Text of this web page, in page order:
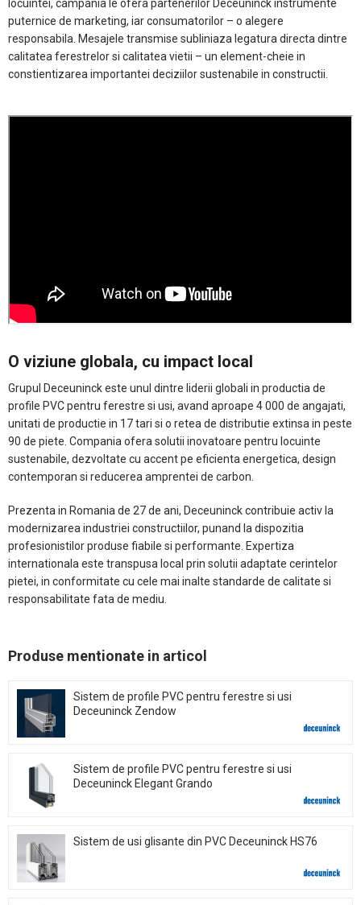
locuintei, campania le ofera partenerilor Deceuninck instrumente
puternice de marketing, iar consumatorilor – o alegere
responsabila. Mesajele transmise subliniaza legatura directa dintre
calitatea ferestrelor si calitatea vietii – un element-cheie in
constientizarea importantei deciziilor sustenabile in constructii.
O viziune globala, cu impact local
Grupul Deceuninck este unul dintre liderii globali in productia de
profile PVC pentru ferestre si usi, avand aproape 4 000 de angajati,
unitati de productie in 17 tari si o retea de distributie extinsa in peste
90 de piete. Compania ofera solutii inovatoare pentru locuinte
sustenabile, dezvoltate cu accent pe eficienta energetica, design
contemporan si reducerea amprentei de carbon.
Prezenta in Romania de 27 de ani, Deceuninck contribuie activ la
modernizarea industriei constructiilor, punand la dispozitia
profesionistilor produse fiabile si performante. Expertiza
internationala este transpusa local prin solutii adaptate cerintelor
pietei, in conformitate cu cele mai inalte standarde de calitate si
responsabilitate fata de mediu.​
Produse mentionate in articol
Sistem de profile PVC pentru ferestre si usi
Deceuninck Zendow
Sistem de profile PVC pentru ferestre si usi
Deceuninck Elegant Grando
Sistem de usi glisante din PVC Deceuninck HS76